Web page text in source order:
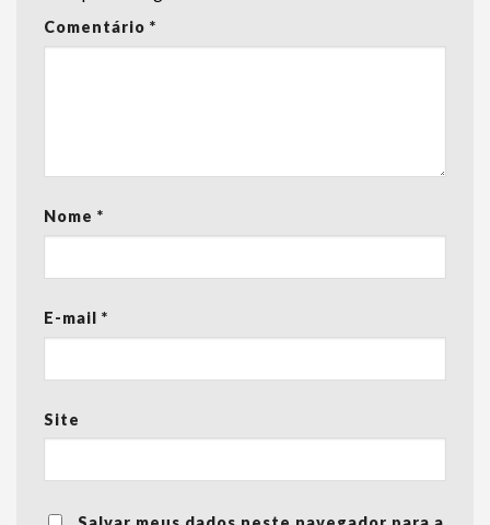
Comentário *
Nome *
E-mail *
Site